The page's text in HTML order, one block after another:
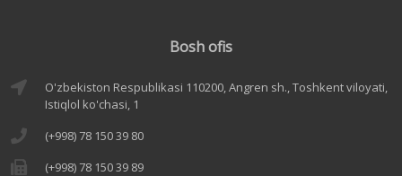
Bosh ofis
O'zbekiston Respublikasi 110200, Angren sh., Toshkent viloyati,
Istiqlol ko'chasi, 1
(+998) 78 150 39 80
(+998) 78 150 39 89